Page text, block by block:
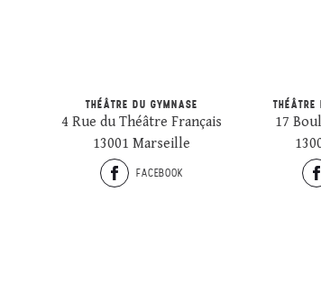
THÉÂTRE DU GYMNASE
4 Rue du Théâtre Français
13001 Marseille
FACEBOOK
17